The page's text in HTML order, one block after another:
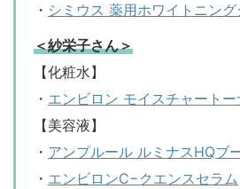
・ シミウス 薬用ホワイトニン
＜紗栄子さん＞
【化粧水】
・ エンビロン モイスチャートー
【美容液】
・ アンプルール ルミナスHQブ
・ エンビロンC−クエンスセラム